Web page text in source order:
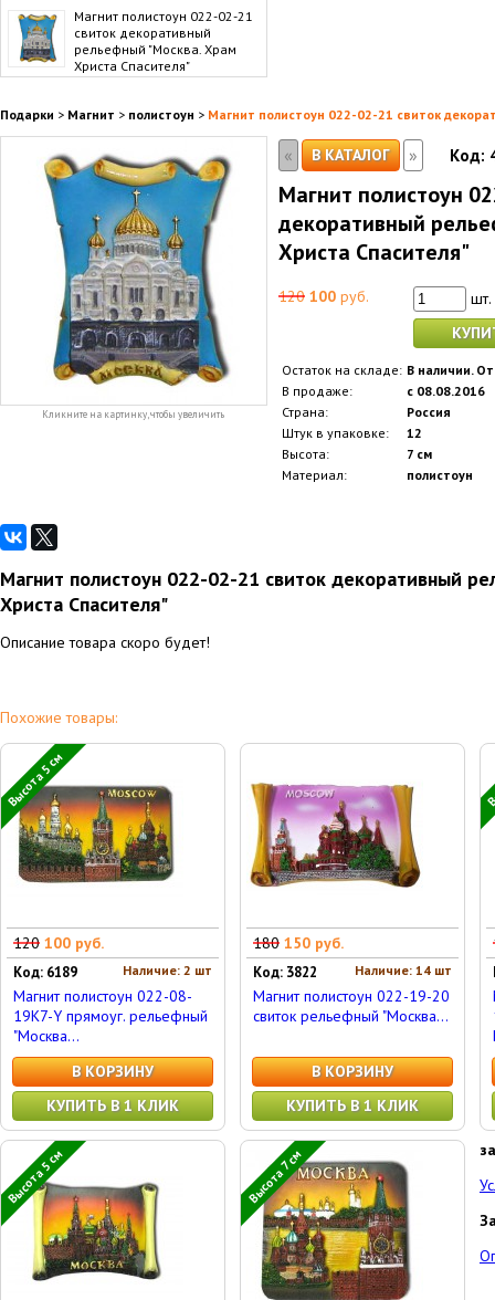
Магнит полистоун 022-02-21
свиток декоративный
рельефный "Москва. Храм
Христа Спасителя"
Подарки > Магнит > полистоун > Магнит полистоун 022-02-21 свиток
Кликните на картинку, чтобы увеличить
« В КАТАЛОГ » Код:
Магнит полистоун
декоративный
Христа Спасителя"
120 100 руб.
шт.
Остаток на складе: В наличии.
В продаже:
с 08.08.2016
Страна:
Россия
Штук в упаковке:
12
Высота:
7 см
Материал:
полистоун
Магнит полистоун 022-02-21 свиток декоративный
Христа Спасителя"
Описание товара скоро будет!
Похожие товары:
Высота 5 см
120 100 руб.
Наличие: 2 шт
Код: 6189
Магнит полистоун 022-08-
19K7-Y прямоуг. рельефный
"Москва...
В КОРЗИНУ
КУПИТЬ В 1 КЛИК
180 150 руб.
Наличие: 14 шт
Код: 3822
Магнит полистоун 022-19-20
свиток рельефный "Москва...
В КОРЗИНУ
КУПИТЬ В 1 КЛИК
Высота 5 см Высота 7 см